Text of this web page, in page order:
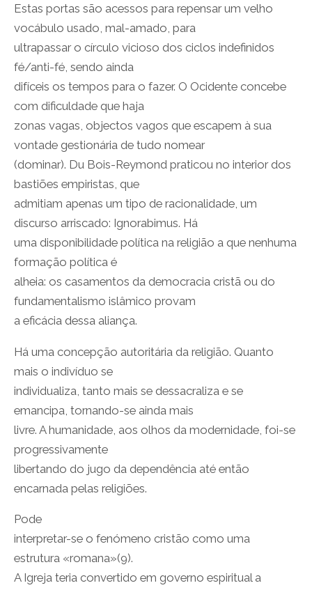
Estas portas são acessos para repensar um velho
vocábulo usado, mal-amado, para
ultrapassar o círculo vicioso dos ciclos indefinidos
fé/anti-fé, sendo ainda
difíceis os tempos para o fazer. O Ocidente concebe
com dificuldade que haja
zonas vagas, objectos vagos que escapem à sua
vontade gestionária de tudo nomear
(dominar). Du Bois-Reymond praticou no interior dos
bastiões empiristas, que
admitiam apenas um tipo de racionalidade, um
discurso arriscado: Ignorabimus. Há
uma disponibilidade política na religião a que nenhuma
formação política é
alheia: os casamentos da democracia cristã ou do
fundamentalismo islâmico provam
a eficácia dessa aliança.
Há uma concepção autoritária da religião. Quanto
mais o indivíduo se
individualiza, tanto mais se dessacraliza e se
emancipa, tornando-se ainda mais
livre. A humanidade, aos olhos da modernidade, foi-se
progressivamente
libertando do jugo da dependência até então
encarnada pelas religiões.
Pode
interpretar-se o fenómeno cristão como uma
estrutura «romana»(9).
A Igreja teria convertido em governo espiritual a